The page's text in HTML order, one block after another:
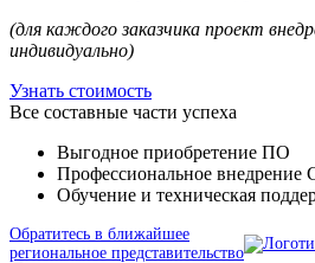
(для каждого заказчика проект
индивидуально)
Узнать стоимость
Все составные части успеха
Выгодное приобретение ПО
Профессиональное
Обучение и техническая
Обратитесь в ближайшее
региональное представительство